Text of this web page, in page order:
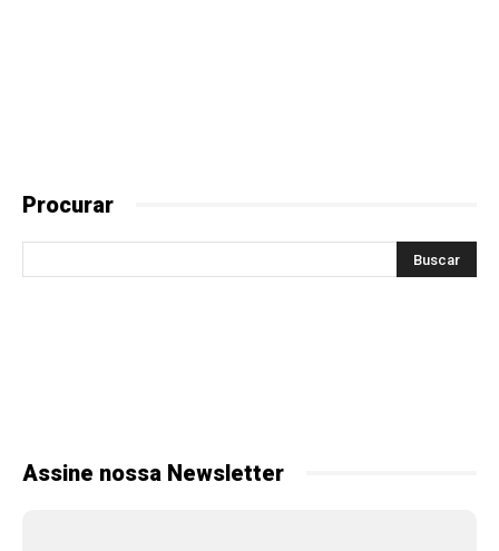
Procurar
Assine nossa Newsletter